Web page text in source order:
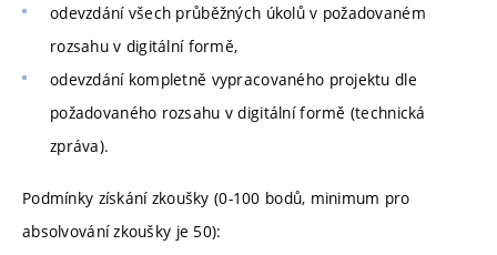
odevzdání všech průběžných úkolů v požadovaném
rozsahu v digitální formě,
odevzdání kompletně vypracovaného projektu dle
požadovaného rozsahu v digitální formě (technická
zpráva).
Podmínky získání zkoušky (0-100 bodů, minimum pro
absolvování zkoušky je 50):